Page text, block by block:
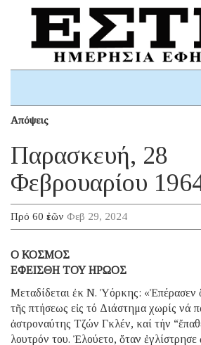
Απόψεις
Παρασκευή, 28
Φεβρουαρίου
Πρό 60 ἐτῶν Φεβ 29, 2024
Ο ΚΟΣΜΟΣ
ΕΦΕΙΣΘΗ ΤΟΥ ΗΡΩΟΣ
Μεταδίδεται ἐκ Ν. Ὑόρκης: «Ἐπέρασεν
τῆς πτήσεως εἰς τό Διάστημα χωρίς νά
ἀστροναύτης Τζών Γκλέν, καί τήν
λουτρόν του. Ἐλούετο, ὅταν